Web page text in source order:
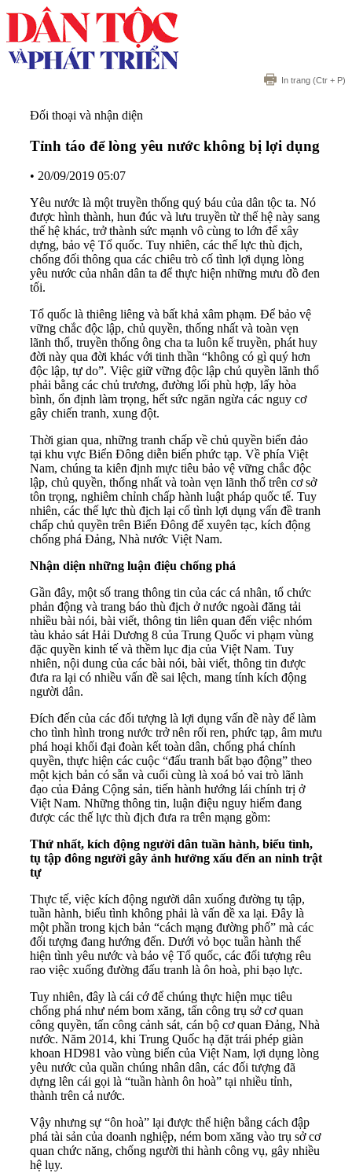
In trang (Ctr + P)
Đối thoại và nhận diện
Tỉnh táo để lòng yêu nước không bị lợi dụng
• 20/09/2019 05:07
Yêu nước là một truyền thống quý báu của dân tộc ta. Nó
được hình thành, hun đúc và lưu truyền từ thế hệ này sang
thế hệ khác, trở thành sức mạnh vô cùng to lớn để xây
dựng, bảo vệ Tổ quốc. Tuy nhiên, các thế lực thù địch,
chống đối thông qua các chiêu trò cố tình lợi dụng lòng
yêu nước của nhân dân ta để thực hiện những mưu đồ đen
tối.
Tổ quốc là thiêng liêng và bất khả xâm phạm. Để bảo vệ
vững chắc độc lập, chủ quyền, thống nhất và toàn vẹn
lãnh thổ, truyền thống ông cha ta luôn kế truyền, phát huy
đời này qua đời khác với tinh thần “không có gì quý hơn
độc lập, tự do”. Việc giữ vững độc lập chủ quyền lãnh thổ
phải bằng các chủ trương, đường lối phù hợp, lấy hòa
bình, ổn định làm trọng, hết sức ngăn ngừa các nguy cơ
gây chiến tranh, xung đột.
Thời gian qua, những tranh chấp về chủ quyền biển đảo
tại khu vực Biển Đông diễn biến phức tạp. Về phía Việt
Nam, chúng ta kiên định mực tiêu bảo vệ vững chắc độc
lập, chủ quyền, thống nhất và toàn vẹn lãnh thổ trên cơ sở
tôn trọng, nghiêm chỉnh chấp hành luật pháp quốc tế. Tuy
nhiên, các thế lực thù địch lại cố tình lợi dụng vấn đề tranh
chấp chủ quyền trên Biển Đông để xuyên tạc, kích động
chống phá Đảng, Nhà nước Việt Nam.
Nhận diện những luận điệu chống phá
Gần đây, một số trang thông tin của các cá nhân, tổ chức
phản động và trang báo thù địch ở nước ngoài đăng tải
nhiều bài nói, bài viết, thông tin liên quan đến việc nhóm
tàu khảo sát Hải Dương 8 của Trung Quốc vi phạm vùng
đặc quyền kinh tế và thềm lục địa của Việt Nam. Tuy
nhiên, nội dung của các bài nói, bài viết, thông tin được
đưa ra lại có nhiều vấn đề sai lệch, mang tính kích động
người dân.
Đích đến của các đối tượng là lợi dụng vấn đề này để làm
cho tình hình trong nước trở nên rối ren, phức tạp, âm mưu
phá hoại khối đại đoàn kết toàn dân, chống phá chính
quyền, thực hiện các cuộc “đấu tranh bất bạo động” theo
một kịch bản có sẵn và cuối cùng là xoá bỏ vai trò lãnh
đạo của Đảng Cộng sản, tiến hành hướng lái chính trị ở
Việt Nam. Những thông tin, luận điệu nguy hiểm đang
được các thế lực thù địch đưa ra trên mạng gồm:
Thứ nhất, kích động người dân tuần hành, biểu tình,
tụ tập đông người gây ảnh hưởng xấu đến an ninh trật
tự
Thực tế, việc kích động người dân xuống đường tụ tập,
tuần hành, biểu tình không phải là vấn đề xa lại. Đây là
một phần trong kịch bản “cách mạng đường phố” mà các
đối tượng đang hướng đến. Dưới vỏ bọc tuần hành thể
hiện tình yêu nước và bảo vệ Tổ quốc, các đối tượng rêu
rao việc xuống đường đấu tranh là ôn hoà, phi bạo lực.
Tuy nhiên, đây là cái cớ để chúng thực hiện mục tiêu
chống phá như ném bom xăng, tấn công trụ sở cơ quan
công quyền, tấn công cảnh sát, cán bộ cơ quan Đảng, Nhà
nước. Năm 2014, khi Trung Quốc hạ đặt trái phép giàn
khoan HD981 vào vùng biển của Việt Nam, lợi dụng lòng
yêu nước của quần chúng nhân dân, các đối tượng đã
dựng lên cái gọi là “tuần hành ôn hoà” tại nhiều tỉnh,
thành trên cả nước.
Vậy nhưng sự “ôn hoà” lại được thể hiện bằng cách đập
phá tài sản của doanh nghiệp, ném bom xăng vào trụ sở cơ
quan chức năng, chống người thi hành công vụ, gây nhiều
hệ lụy.